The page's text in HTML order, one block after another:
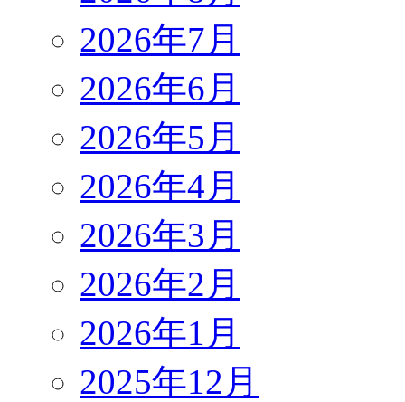
2026年7月
2026年6月
2026年5月
2026年4月
2026年3月
2026年2月
2026年1月
2025年12月